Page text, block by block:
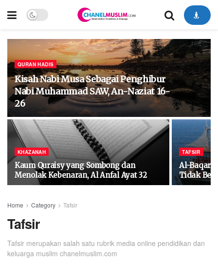
QURAN HADIS
Kisah Nabi Musa Sebagai Penghibur
Nabi Muhammad SAW, An-Naziat 16-
26
KHAZANAH
Kaum Quraisy yang Sombong dan
Menolak Kebenaran, Al Anfal Ayat 32
TAFSIR
Al-
Tidak
Home Category Tafsir
Tafsir
Tafsir merupakan salah satu rubrik media online pendidikan dan
keluarga muslim chanelmuslim.com